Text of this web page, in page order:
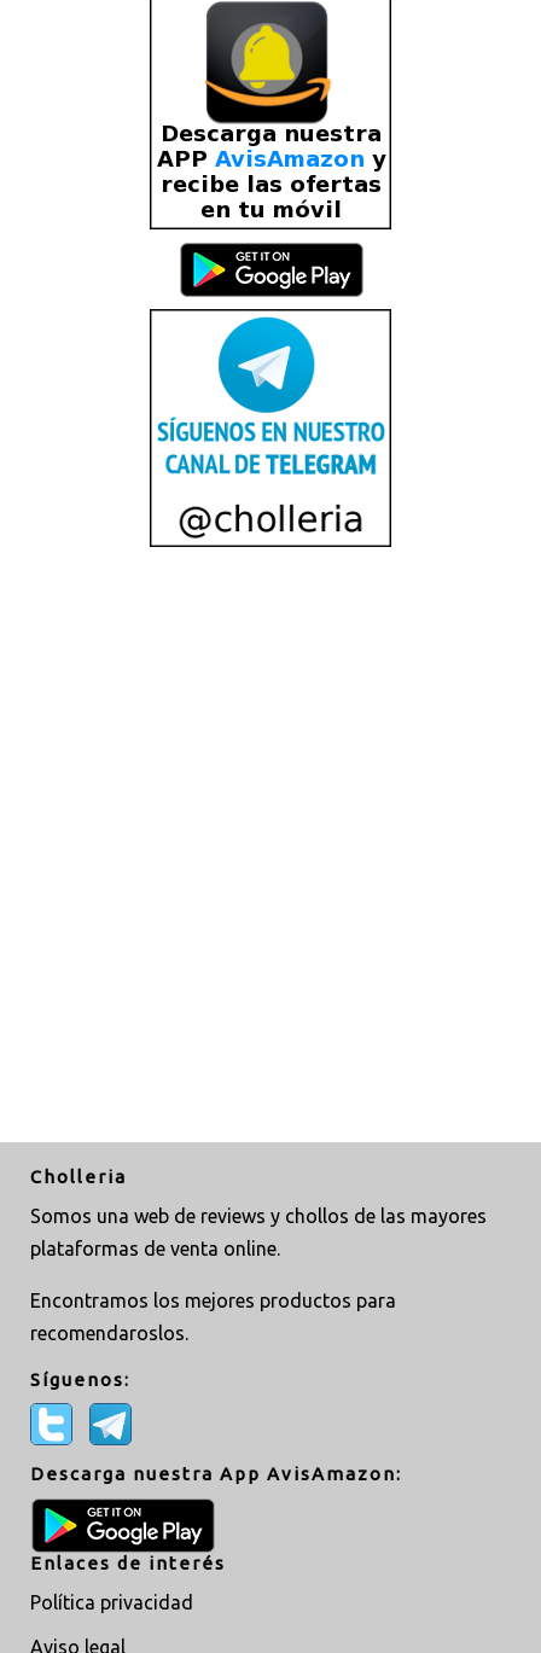
Cholleria
Somos una web de reviews y chollos de las mayores
plataformas de venta online.
Encontramos los mejores productos para
recomendaroslos.
Síguenos:
Descarga nuestra App AvisAmazon:
Enlaces de interés
Política privacidad
Aviso legal